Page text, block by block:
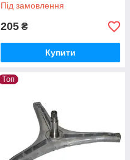
Під замовлення
205 ₴
Купити
Топ